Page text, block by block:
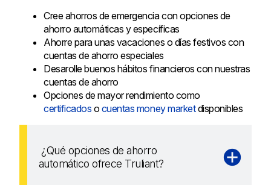
Cree ahorros de emergencia con opciones de
ahorro automáticas y específicas
Ahorre para unas vacaciones o días festivos con
cuentas de ahorro especiales
Desarolle buenos hábitos financieros con nuestras
cuentas de ahorro
Opciones de mayor rendimiento como
certificados o cuentas money marketdisponibles
¿Qué opciones de ahorro
automático ofrece Truliant?